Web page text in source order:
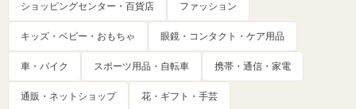
ショッピングセンター・百貨店 ファッション
キッズ・ベビー・おもちゃ 眼鏡・コンタクト・ケア用品
車・バイク スポーツ用品・自転車 携帯・通信・家電
通販・ネットショップ 花・ギフト・手芸